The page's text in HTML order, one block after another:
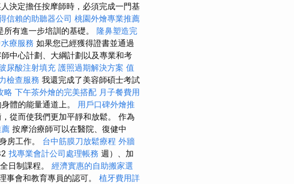
決定擔任按摩師時，必須完成一門基
信賴的助聽器公司 桃園外燴專業推薦
有進一步培訓的基礎。 隆鼻塑造完
療服務 如果您已經獲得證書並通過
中心計劃、大綱計劃以及專業和考
尿酸注射填充 護照過期解決方案 值
檢查服務 我還完成了美容師碩士考試
略 下午茶外燴的完美搭配 月子餐費用
體的能量通道上。 用戶口碑外燴推
從而使我們更加平靜和放鬆。 作為
按摩治療師可以在醫院、復健中
房工作。 台中筋膜刀放鬆療程 外牆
找專業會計公司處理帳務 週）、加
日制課程。 經濟實惠的自助搬家選
事會和教育專員的認可。 植牙費用詳